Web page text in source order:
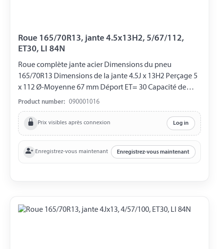
Roue 165/70R13, jante 4.5x13H2, 5/67/112,
ET30, LI 84N
Roue complète jante acier Dimensions du pneu
165/70R13 Dimensions de la jante 4.5J x 13H2 Perçage 5
x 112 Ø-Moyenne 67 mm Déport ET= 30 Capacité de
charge 500 kg LI 84N
Product number: 090001016
Prix visibles après connexion Log in
Enregistrez-vous maintenant Enregistrez-vous maintenant